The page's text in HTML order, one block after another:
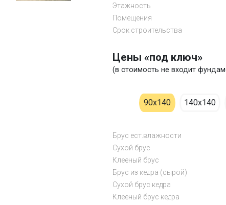
Этажность
Помещения
Срок строительства
Цены «под ключ»
(в стоимость не входит
90х140 140х140
Брус ест.влажности
Cухой брус
Клееный брус
Брус из кедра (сырой)
Сухой брус кедра
Клееный брус кедра